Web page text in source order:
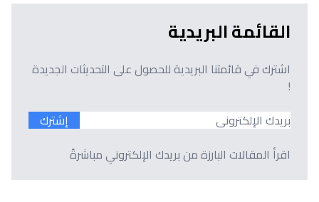
القائمة البريدية
اشترك في قائمتنا البريدية للحصول على التحديثات الجديدة
!
إشترك
اقرأ المقالات البارزة من بريدك الإلكتروني مباشرةً